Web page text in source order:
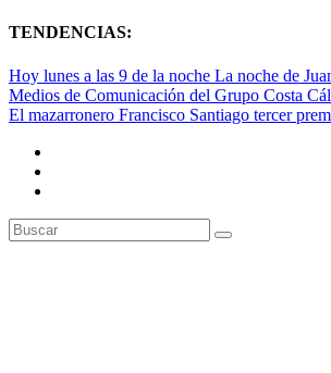
TENDENCIAS:
Hoy lunes a las 9 de la noche La noche de
Medios de Comunicación del Grupo Costa
El mazarronero Francisco Santiago tercer